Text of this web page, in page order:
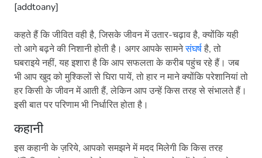
[addtoany]
कहते हैं कि जीवित वही है, जिसके जीवन में उतार-चढ़ाव है, क्योंकि यही
तो आगे बढ़ने की निशानी होती है। अगर आपके सामनेसंघर्षहै, तो
घबराइये नहीं, यह इशारा है कि आप सफलता के करीब पहुंच रहे हैं। जब
भी आप खुद को मुश्किलों से घिरा पायें, तो हार न माने क्योंकि परेशानियां तो
हर किसी के जीवन में आती हैं, लेकिन आप उन्हें किस तरह से संभालते हैं।
इसी बात पर परिणाम भी निर्धारित होता है।
कहानी
इस कहानी के ज़रिये, आपको समझने में मदद मिलेगी कि किस तरह